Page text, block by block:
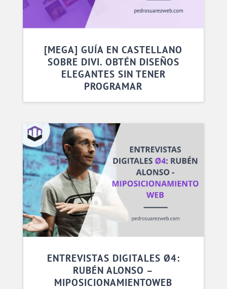
[MEGA] GUÍA EN CASTELLANO
SOBRE DIVI. OBTÉN DISEÑOS
ELEGANTES SIN TENER
PROGRAMAR
ENTREVISTAS DIGITALES Ø4:
RUBÉN ALONSO –
MIPOSICIONAMIENTOWEB